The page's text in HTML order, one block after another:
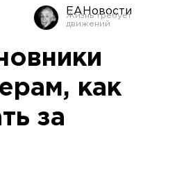
ЕАНовости
как
за